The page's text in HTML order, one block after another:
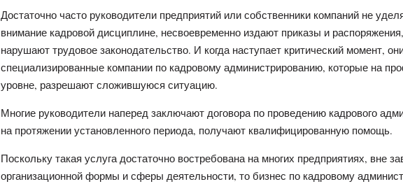
Достаточно часто руководители предприятий или собственники компаний не
внимание кадровой дисциплине, несвоевременно издают приказы и
нарушают трудовое законодательство. И когда наступает критический момент,
специализированные компании по кадровому администрированию, которые на
уровне, разрешают сложившуюся ситуацию.
Многие руководители наперед заключают договора по проведению кадрового
на протяжении установленного периода, получают квалифицированную помощь.
Поскольку такая услуга достаточно востребована на многих предприятиях, вне
организационной формы и сферы деятельности, то бизнес по кадровому